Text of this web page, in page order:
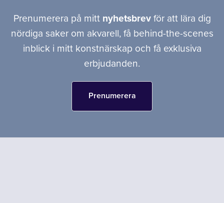
Prenumerera på mitt nyhetsbrev för att lära dig
nördiga saker om akvarell, få behind-the-scenes
inblick i mitt konstnärskap och få exklusiva
erbjudanden.
Prenumerera